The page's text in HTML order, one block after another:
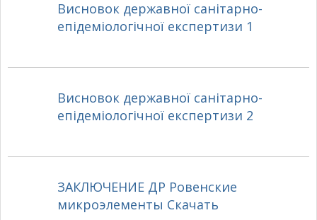
Висновок державної санітарно-
епідеміологічної експертизи 1
Висновок державної санітарно-
епідеміологічної експертизи 2
ЗАКЛЮЧЕНИЕ ДР Ровенские
микроэлементы Скачать